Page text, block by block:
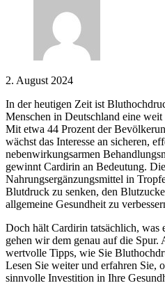
2. August 2024
In der heutigen Zeit ist
Menschen in Deutschland eine
Mit etwa 44 Prozent der
wächst das Interesse an sicheren,
nebenwirkungsarmen
gewinnt Cardirin an Bedeutung.
Nahrungsergänzungsmittel in
Blutdruck zu senken, den
allgemeine Gesundheit zu
Doch hält Cardirin tatsächlich, was
gehen wir dem genau auf die
wertvolle Tipps, wie Sie
Lesen Sie weiter und erfahren Sie,
sinnvolle Investition in Ihre